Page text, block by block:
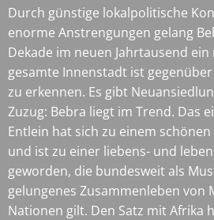
Durch günstige lokalpolitische
enorme Anstrengungen gelang
Dekade im neuen Jahrtausend
gesamte Innenstadt ist
zu erkennen. Es gibt
Zuzug: Bebra liegt im Trend. Das
Entlein hat sich zu einem
und ist zu einer liebens- und
geworden, die bundesweit als
gelungenes Zusammenleben von
Nationen gilt. Den Satz mit Afrika